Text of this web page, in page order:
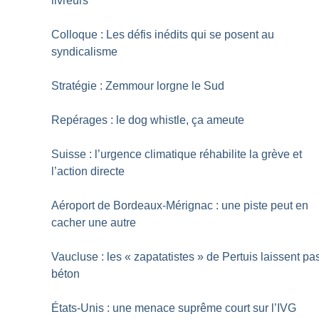
Colloque : Les défis inédits qui se posent au
syndicalisme
Stratégie : Zemmour lorgne le Sud
Repérages : le dog whistle, ça ameute
Suisse : l’urgence climatique réhabilite la grève et
l’action directe
Aéroport de Bordeaux-Mérignac : une piste peut en
cacher une autre
Vaucluse : les « zapatatistes » de Pertuis laissent
béton
États-Unis : une menace suprême court sur l’IVG